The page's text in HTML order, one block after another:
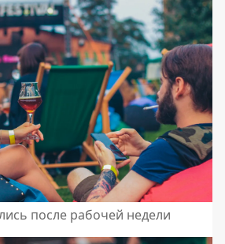
после рабочей недели